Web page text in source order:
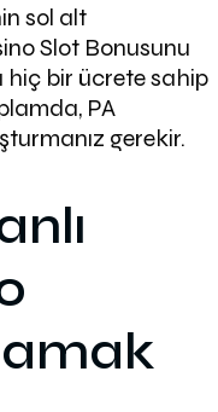
sol alt
Slot Bonusunu
hiç bir ücrete sahip
PA
gerekir.